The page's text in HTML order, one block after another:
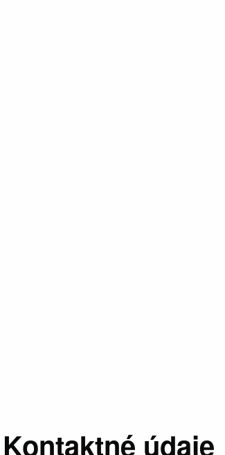
Kontaktné údaje